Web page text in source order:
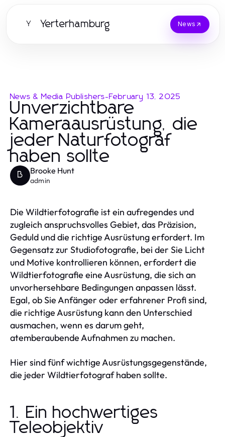
Y Yerterhamburg News
News & Media Publishers-February 13, 2025
Unverzichtbare
Kameraausrüstung, die
jeder Naturfotograf
haben sollte
B Brooke Hunt
admin
Die Wildtierfotografie ist ein aufregendes und
zugleich anspruchsvolles Gebiet, das Präzision,
Geduld und die richtige Ausrüstung erfordert. Im
Gegensatz zur Studiofotografie, bei der Sie Licht
und Motive kontrollieren können, erfordert die
Wildtierfotografie eine Ausrüstung, die sich an
unvorhersehbare Bedingungen anpassen lässt.
Egal, ob Sie Anfänger oder erfahrener Profi sind,
die richtige Ausrüstung kann den Unterschied
ausmachen, wenn es darum geht,
atemberaubende Aufnahmen zu machen.
Hier sind fünf wichtige Ausrüstungsgegenstände,
die jeder Wildtierfotograf haben sollte.
1. Ein hochwertiges
Teleobjektiv